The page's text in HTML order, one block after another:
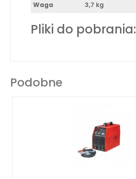
Waga 3,7 kg
Pliki do pobrania:
Podobne